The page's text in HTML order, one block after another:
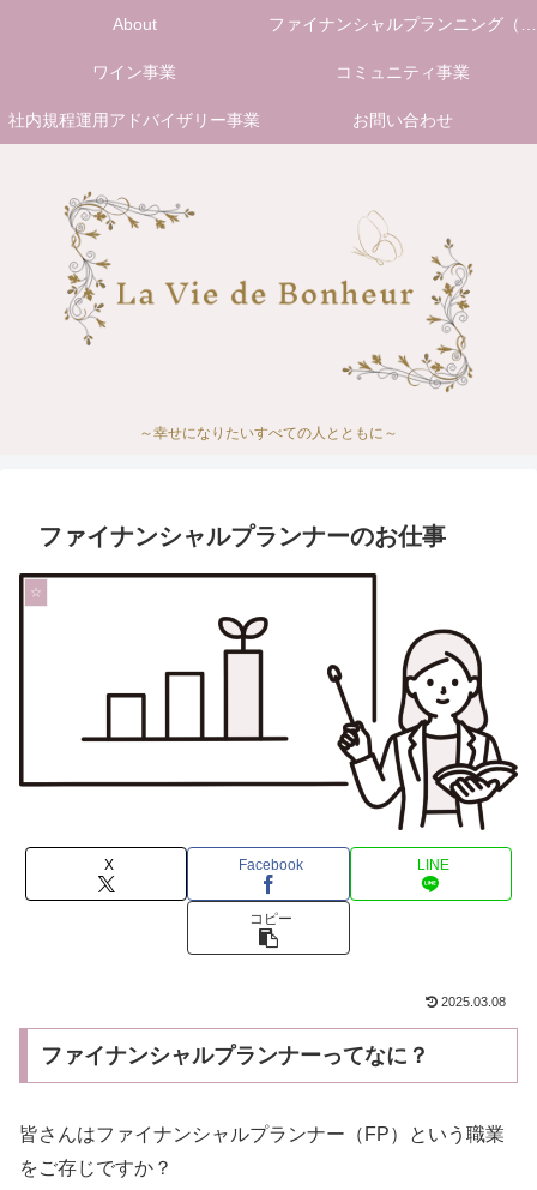
～幸せになりたいすべての人とともに～
About
ワイン事業 コミュニティ事業
社内規程運用アドバイザリー事業 お問い合わせ
ファイナンシャルプランナーのお仕事
☆
X Facebook LINE
コピー
2025.03.08
ファイナンシャルプランナーってなに？
皆さんはファイナンシャルプランナー（FP）という職業
をご存じですか？